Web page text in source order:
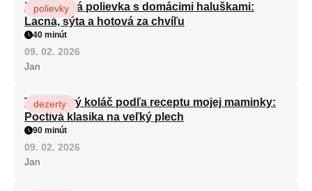
Zeleninová polievka s domácimi haluškami:
Lacná, sýta a hotová za chvíľu
polievky
40 minút
09. 02. 2026
Jan
Tvarohový koláč podľa receptu mojej maminky:
Poctivá klasika na veľký plech
dezerty
90 minút
09. 02. 2026
Jan